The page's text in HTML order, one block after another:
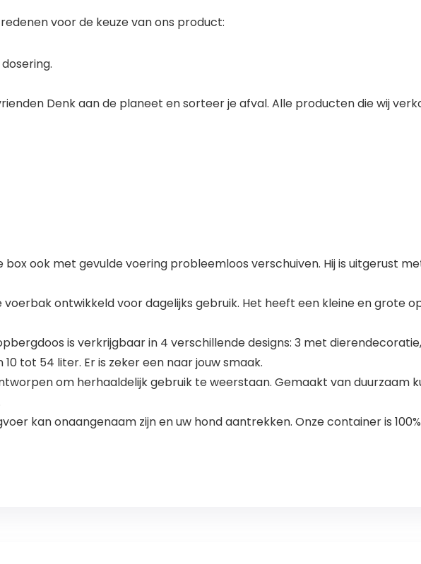
voor de keuze van ons product:
Denk aan de planeet en sorteer je afval. Alle producten die wij
box ook met gevulde voering probleemloos verschuiven. Hij is uitgerust
voerbak ontwikkeld voor dagelijks gebruik. Het heeft een kleine en grote
is verkrijgbaar in 4 verschillende designs: 3 met
tot 54 liter. Er is zeker een naar jouw smaak.
om herhaaldelijk gebruik te weerstaan. Gemaakt van duurzaam
kan onaangenaam zijn en uw hond aantrekken. Onze container is